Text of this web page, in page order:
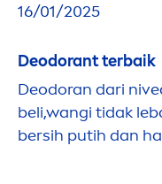
16/01/2025
Deodorant terbaik
Deodoran dari
beli,wangi tidak
bersih putih dan